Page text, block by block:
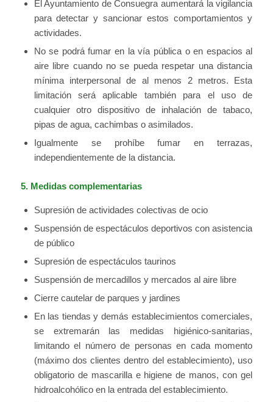
El Ayuntamiento de Consuegra aumentará la vigilancia
para detectar y sancionar estos comportamientos y
actividades.
No se podrá fumar en la vía pública o en espacios al
aire libre cuando no se pueda respetar una distancia
mínima interpersonal de al menos 2 metros. Esta
limitación será aplicable también para el uso de
cualquier otro dispositivo de inhalación de tabaco,
pipas de agua, cachimbas o asimilados.
Igualmente se prohíbe fumar en terrazas,
independientemente de la distancia.
5. Medidas complementarias
Supresión de actividades colectivas de ocio
Suspensión de espectáculos deportivos con asistencia
de público
Supresión de espectáculos taurinos
Suspensión de mercadillos y mercados al aire libre
Cierre cautelar de parques y jardines
En las tiendas y demás establecimientos comerciales,
se extremarán las medidas higiénico-sanitarias,
limitando el número de personas en cada momento
(máximo dos clientes dentro del establecimiento), uso
obligatorio de mascarilla e higiene de manos, con gel
hidroalcohólico en la entrada del establecimiento.